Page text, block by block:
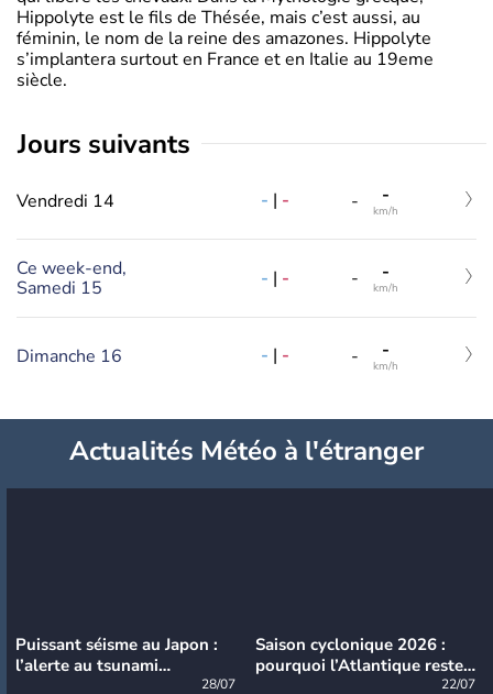
Hippolyte est le fils de Thésée, mais c’est aussi, au
féminin, le nom de la reine des amazones. Hippolyte
s’implantera surtout en France et en Italie au 19eme
siècle.
jours suivants
Vendredi 14 - | - - -
km/h
Ce week-end,
Samedi 15
- | - - -
km/h
Dimanche 16 - | - - -
km/h
Actualités Météo à l'étranger
Puissant séisme au Japon :
l’alerte au tsunami
28/07
Saison cyclonique 2026 :
pourquoi l’Atlantique reste
22/07